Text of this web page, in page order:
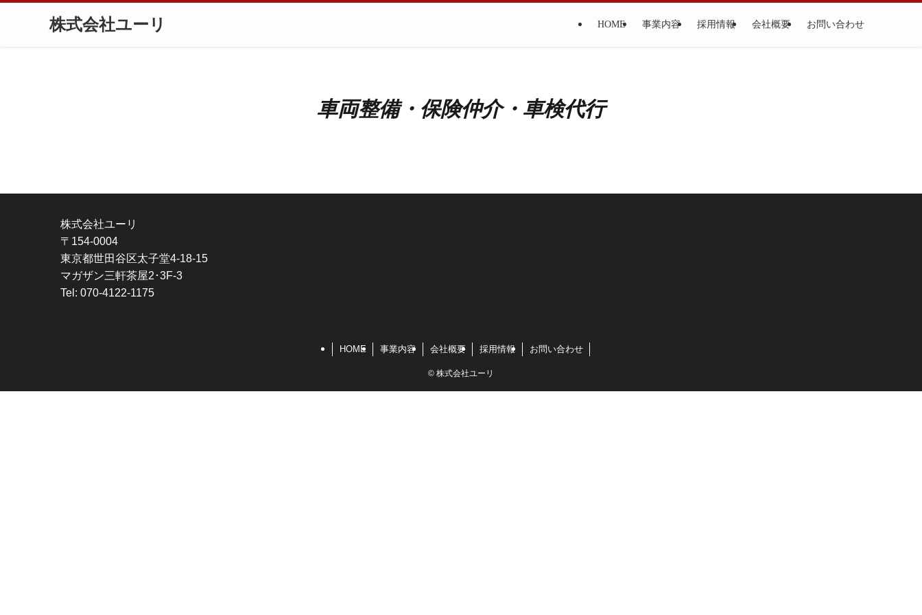
株式会社ユーリ HOME 事業内容 採用情報 会社概要 お問い合わせ
車両整備・保険仲介・車検代行
株式会社ユーリ
〒154-0004
東京都世田谷区太子堂4-18-15
マガザン三軒茶屋2･3F-3
Tel: 070-4122-1175
HOME 事業内容 会社概要 採用情報 お問い合わせ
© 株式会社ユーリ